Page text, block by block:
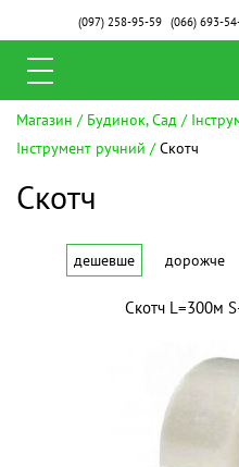
(097)258-95-59 (066)693-
Магазин Будинок, Сад
Інструмент ручний
Скотч
Скотч
дешевше дорожче
Скотч L=300м